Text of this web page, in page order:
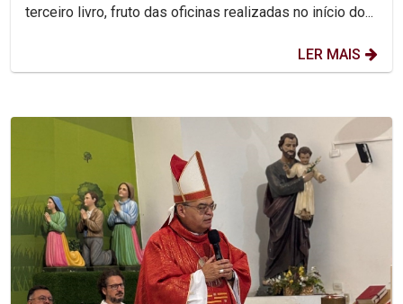
terceiro livro, fruto das oficinas realizadas no início do...
LER MAIS